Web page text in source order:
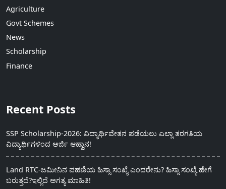
Agriculture
Govt Schemes
News
Scholarship
Finance
Recent Posts
SSP Scholarship-2026: ವಿದ್ಯಾರ್ಥಿವೇತನ ಪಡೆಯಲು ಎಲ್ಲಾ ತರಗತಿಯ
ವಿದ್ಯಾರ್ಥಿಗಳಿಂದ ಅರ್ಜಿ ಆಹ್ವಾನ!
Land RTC-ಜಮೀನಿನ ಪಹಣಿಯ ಹಿಸ್ಸಾ ಸಂಖ್ಯೆ ಎಂದರೇನು? ಹಿಸ್ಸಾ ಸಂಖ್ಯೆ ಹೇಗೆ
ಬರುತ್ತದೆ?ಇಲ್ಲಿದೆ ಅಗತ್ಯ ಮಾಹಿತಿ!